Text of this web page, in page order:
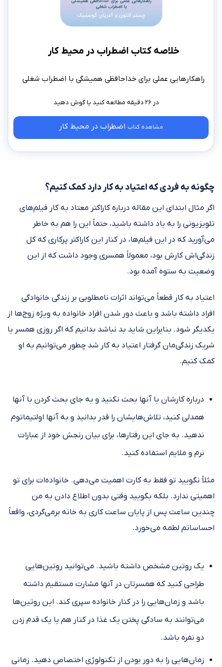
خلاصه کتاب اضطراب در محیط کار
راهکارهایی عملی برای خداحافظی همیشگی با اضطراب شغلی
در ۲۶ دقیقه مطالعه کنید
مشاهده کتاب اضطراب در محیط کار
چگونه به فردی که اعتیاد به کار دارد کمک کنیم؟
اگر مثال ابتدای این مقاله درباره کاراکتر معتاد به کار فیلم‌های
تلویزیونی را به یاد داشته باشید، حتماً این را هم به خاطر
می‌آورید که در این فیلم‌‌ها‌، در کنار این کاراکتر پرکاری که کل
زندگی‌اش کارش بود، معمولاً همسری وجود داشت که از این
وضعیت به ستوه آمده بود.
اعتیاد به کار قطعاً می‌تواند اثرات نامطلوبی بر زندگی خانوادگی
افراد داشته باشد و باعث دور شدن افراد خانواده به ویژه زوج‌ها از
یکدیگر شود. بنابراین شاید بد نباشد بدانیم که اگر روزی همسر یا
شریک زندگی‌مان گرفتار اعتیاد به کار شد چطور می‌توانیم به او
کمک کنیم.
درباره کارشان با آنها بحث نکنید و به جای بحث کردن با آنها
همدلی کنید، تلاش‌هایشان را قدر بدانید و به آنها اولتیماتوم
ندهید. به جای این رفتارها، برای بیان رنجش خود از عبارات
نرم و ملایم استفاده کنید.
مثلاً نگویید تو فقط به کارت اهمیت می‌دهی. خانواده‌ات برای تو
اهمیتی ندارد. بلکه بگویید وقتی بدون اطلاع دادن به من
چندین ساعت پس از پایان ساعت کاری به خانه برمی‌گردی، واقعاً
احساساتم لطمه می‌خورد.
یک روتین مشخص داشته باشید. می‌توانید روتین‌هایی
طراحی کنید که همسرتان در آنها مشارت مستقیم داشته
باشد و زمان‌هایی را در کنار خانواده سپری کند. این روتین‌ها
می‌توانند به سادگی پختن یک غذا در کنار هم یا یک قدم زدن
دو نفره باشد.
زمان‌هایی را به دور بودن از تکنولوژی اختصاص دهید. زمانی